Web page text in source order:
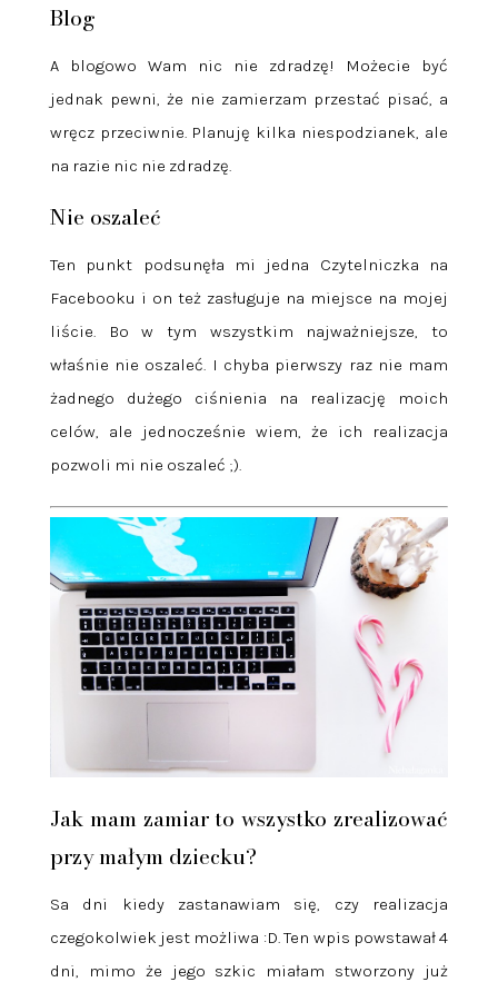
Blog
A blogowo Wam nic nie zdradzę! Możecie być
jednak pewni, że nie zamierzam przestać pisać, a
wręcz przeciwnie. Planuję kilka niespodzianek, ale
na razie nic nie zdradzę.
Nie oszaleć
Ten punkt podsunęła mi jedna Czytelniczka na
Facebooku i on też zasługuje na miejsce na mojej
liście. Bo w tym wszystkim najważniejsze, to
właśnie nie oszaleć. I chyba pierwszy raz nie mam
żadnego dużego ciśnienia na realizację moich
celów, ale jednocześnie wiem, że ich realizacja
pozwoli mi nie oszaleć ;).
Jak mam zamiar to wszystko zrealizować
przy małym dziecku?
Sa dni kiedy zastanawiam się, czy realizacja
czegokolwiek jest możliwa :D. Ten wpis powstawał 4
dni, mimo że jego szkic miałam stworzony już